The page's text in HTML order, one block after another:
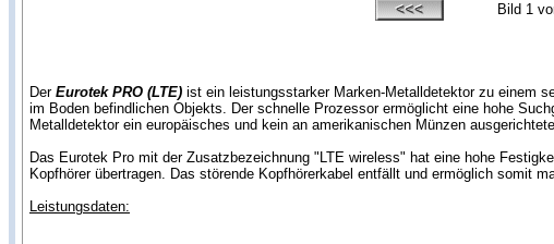
Bild 1
Der Eurotek PRO (LTE) ist ein leistungsstarker Marken-Metalldetektor zu einem
im Boden befindlichen Objekts. Der schnelle Prozessor ermöglicht eine hohe
Metalldetektor ein europäisches und kein an amerikanischen Münzen
Das Eurotek Pro mit der Zusatzbezeichnung "LTE wireless" hat eine hohe
Kopfhörer übertragen. Das störende Kopfhörerkabel entfällt und ermöglich somit
Leistungsdaten: